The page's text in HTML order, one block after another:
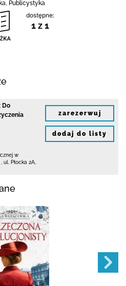
Publicystyka
dostępne:
1 z 1
Do
w
ul. Płocka 2A
zarezerwuj
dodaj do listy